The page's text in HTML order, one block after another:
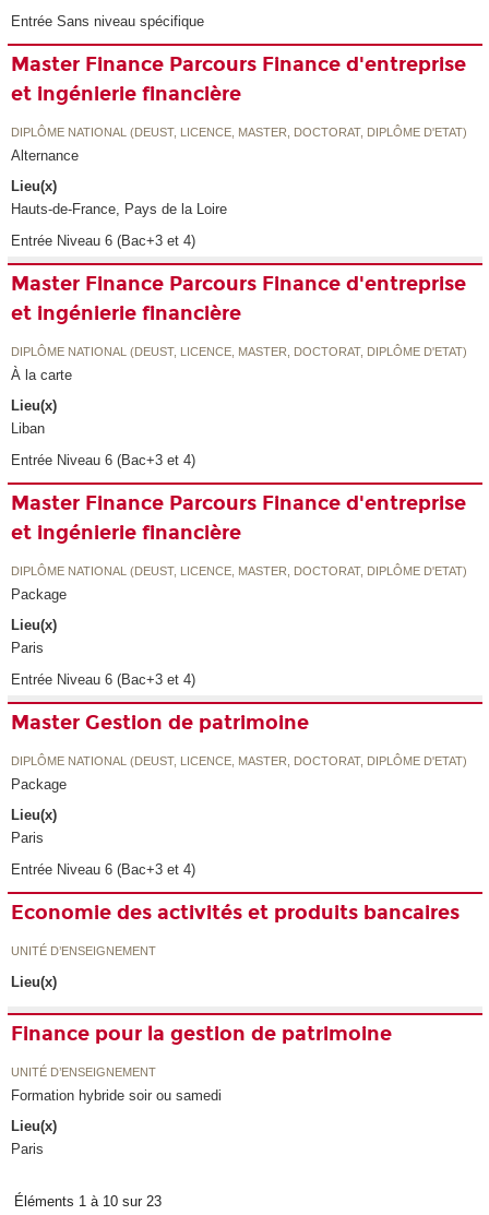
Entrée Sans niveau spécifique
Master Finance Parcours Finance d'entreprise
et ingénierie financière
DIPLÔME NATIONAL (DEUST, LICENCE, MASTER, DOCTORAT, DIPLÔME D'ETAT)
Alternance
Lieu(x)
Hauts-de-France, Pays de la Loire
Entrée Niveau 6 (Bac+3 et 4)
Master Finance Parcours Finance d'entreprise
et ingénierie financière
DIPLÔME NATIONAL (DEUST, LICENCE, MASTER, DOCTORAT, DIPLÔME D'ETAT)
À la carte
Lieu(x)
Liban
Entrée Niveau 6 (Bac+3 et 4)
Master Finance Parcours Finance d'entreprise
et ingénierie financière
DIPLÔME NATIONAL (DEUST, LICENCE, MASTER, DOCTORAT, DIPLÔME D'ETAT)
Package
Lieu(x)
Paris
Entrée Niveau 6 (Bac+3 et 4)
Master Gestion de patrimoine
DIPLÔME NATIONAL (DEUST, LICENCE, MASTER, DOCTORAT, DIPLÔME D'ETAT)
Package
Lieu(x)
Paris
Entrée Niveau 6 (Bac+3 et 4)
Economie des activités et produits bancaires
UNITÉ D’ENSEIGNEMENT
Lieu(x)
Finance pour la gestion de patrimoine
UNITÉ D’ENSEIGNEMENT
Formation hybride soir ou samedi
Lieu(x)
Paris
Éléments 1 à 10 sur 23